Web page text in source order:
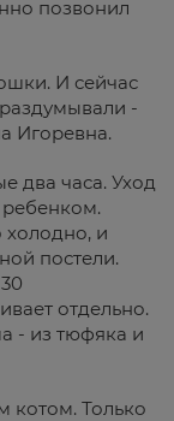
позвонил
И сейчас
-
Игоревна.
два часа. Уход
и
постели.
отдельно.
- из тюфяка и
котом. Только